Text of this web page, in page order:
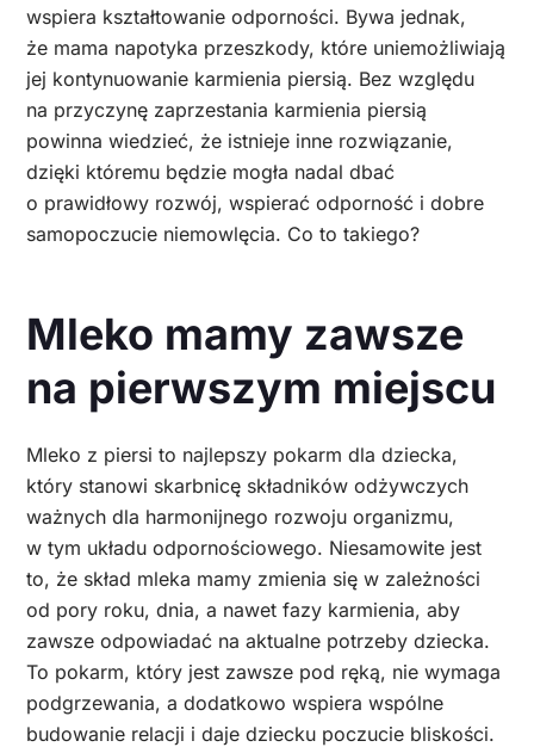
wspiera kształtowanie odporności. Bywa jednak,
że mama napotyka przeszkody, które uniemożliwiają
jej kontynuowanie karmienia piersią. Bez względu
na przyczynę zaprzestania karmienia piersią
powinna wiedzieć, że istnieje inne rozwiązanie,
dzięki któremu będzie mogła nadal dbać
o prawidłowy rozwój, wspierać odporność i dobre
samopoczucie niemowlęcia. Co to takiego?
Mleko mamy zawsze
na pierwszym miejscu
Mleko z piersi to najlepszy pokarm dla dziecka,
który stanowi skarbnicę składników odżywczych
ważnych dla harmonijnego rozwoju organizmu,
w tym układu odpornościowego. Niesamowite jest
to, że skład mleka mamy zmienia się w zależności
od pory roku, dnia, a nawet fazy karmienia, aby
zawsze odpowiadać na aktualne potrzeby dziecka.
To pokarm, który jest zawsze pod ręką, nie wymaga
podgrzewania, a dodatkowo wspiera wspólne
budowanie relacji i daje dziecku poczucie bliskości.